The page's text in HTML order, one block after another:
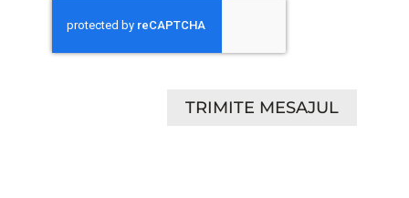
TRIMITE MESAJUL